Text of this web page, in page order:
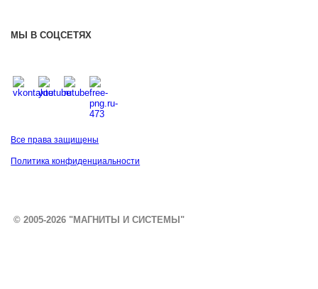
МЫ В СОЦСЕТЯХ
Все права защищены
Политика конфиденциальности
© 2005-2026 "МАГНИТЫ И СИСТЕМЫ"